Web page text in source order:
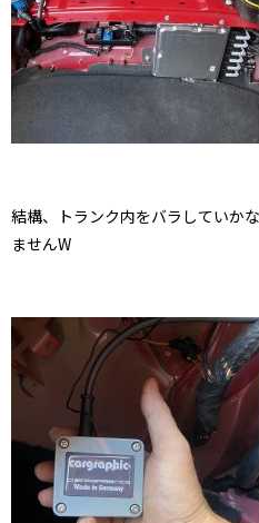
結構、トランク内をバラしていか
ませんW